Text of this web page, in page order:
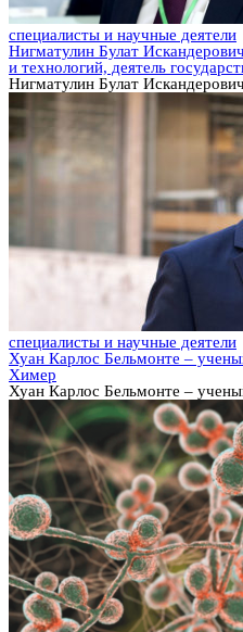
специалисты и научные деятели
Нигматулин Булат
и технологий, деятель
Нигматулин Булат
специалисты и научные деятели
Хуан Карлос Бельмонте –
Химер
Хуан Карлос Бельмонте –